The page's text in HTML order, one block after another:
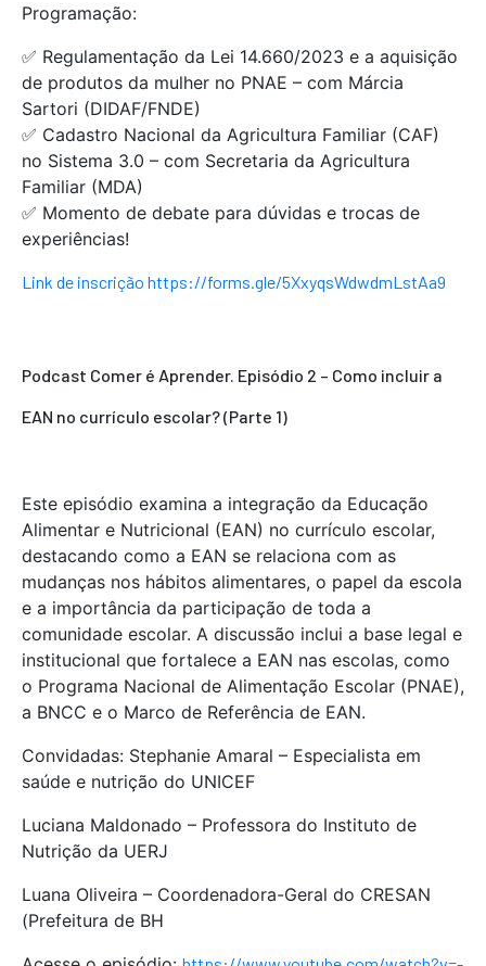
Programação:
✅ Regulamentação da Lei 14.660/2023 e a aquisição
de produtos da mulher no PNAE – com Márcia
Sartori (DIDAF/FNDE)
✅ Cadastro Nacional da Agricultura Familiar (CAF)
no Sistema 3.0 – com Secretaria da Agricultura
Familiar (MDA)
✅ Momento de debate para dúvidas e trocas de
experiências!
Link de inscrição https://forms.gle/5XxyqsWdwdmLstAa9
Podcast Comer é Aprender. Episódio 2 – Como incluir a
EAN no currículo escolar? (Parte 1)
Este episódio examina a integração da Educação
Alimentar e Nutricional (EAN) no currículo escolar,
destacando como a EAN se relaciona com as
mudanças nos hábitos alimentares, o papel da escola
e a importância da participação de toda a
comunidade escolar. A discussão inclui a base legal e
institucional que fortalece a EAN nas escolas, como
o Programa Nacional de Alimentação Escolar (PNAE),
a BNCC e o Marco de Referência de EAN.
Convidadas: Stephanie Amaral – Especialista em
saúde e nutrição do UNICEF
Luciana Maldonado – Professora do Instituto de
Nutrição da UERJ
Luana Oliveira – Coordenadora-Geral do CRESAN
(Prefeitura de BH